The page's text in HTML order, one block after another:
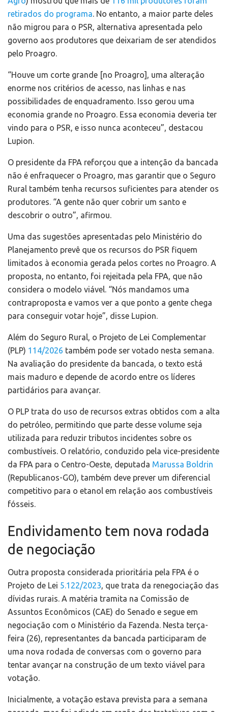
retirados do programa . No entanto, a maior parte deles
não migrou para o PSR, alternativa apresentada pelo
governo aos produtores que deixariam de ser atendidos
pelo Proagro.
“Houve um corte grande [no Proagro], uma alteração
enorme nos critérios de acesso, nas linhas e nas
possibilidades de enquadramento. Isso gerou uma
economia grande no Proagro. Essa economia deveria ter
vindo para o PSR, e isso nunca aconteceu”, destacou
Lupion.
O presidente da FPA reforçou que a intenção da bancada
não é enfraquecer o Proagro, mas garantir que o Seguro
Rural também tenha recursos suficientes para atender os
produtores. “A gente não quer cobrir um santo e
descobrir o outro”, afirmou.
Uma das sugestões apresentadas pelo Ministério do
Planejamento prevê que os recursos do PSR fiquem
limitados à economia gerada pelos cortes no Proagro. A
proposta, no entanto, foi rejeitada pela FPA, que não
considera o modelo viável. “Nós mandamos uma
contraproposta e vamos ver a que ponto a gente chega
para conseguir votar hoje”, disse Lupion.
Além do Seguro Rural, o Projeto de Lei Complementar
(PLP) 114/2026 também pode ser votado nesta semana.
Na avaliação do presidente da bancada, o texto está
mais maduro e depende de acordo entre os líderes
partidários para avançar.
O PLP trata do uso de recursos extras obtidos com a alta
do petróleo, permitindo que parte desse volume seja
utilizada para reduzir tributos incidentes sobre os
combustíveis. O relatório, conduzido pela vice-presidente
da FPA para o Centro-Oeste, deputada Marussa Boldrin
(Republicanos-GO), também deve prever um diferencial
competitivo para o etanol em relação aos combustíveis
fósseis.
Endividamento tem nova rodada
de negociação
Outra proposta considerada prioritária pela FPA é o
Projeto de Lei 5.122/2023, que trata da renegociação das
dívidas rurais. A matéria tramita na Comissão de
Assuntos Econômicos (CAE) do Senado e segue em
negociação com o Ministério da Fazenda. Nesta terça-
feira (26), representantes da bancada participaram de
uma nova rodada de conversas com o governo para
tentar avançar na construção de um texto viável para
votação.
Inicialmente, a votação estava prevista para a semana